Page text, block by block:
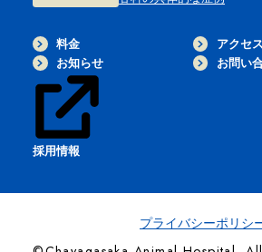
料金
アクセス
お知らせ
お問い
採用情報
プライバシーポリシ